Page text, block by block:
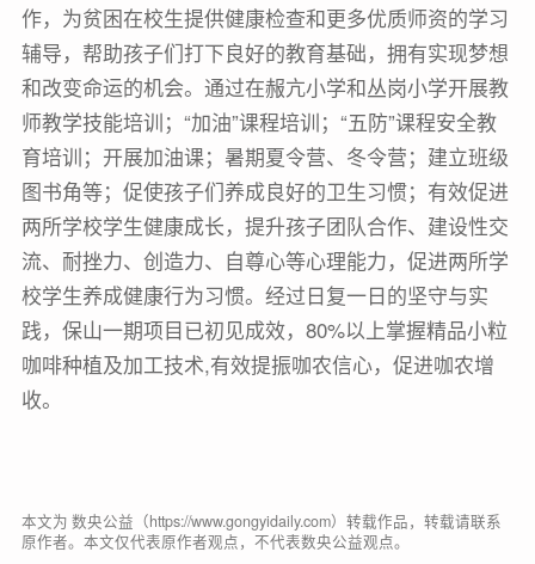
作，为贫困在校生提供健康检查和更多优质师资的学习
辅导，帮助孩子们打下良好的教育基础，拥有实现梦想
和改变命运的机会。通过在赧亢小学和丛岗小学开展教
师教学技能培训；“加油”课程培训；“五防”课程安全教
育培训；开展加油课；暑期夏令营、冬令营；建立班级
图书角等；促使孩子们养成良好的卫生习惯；有效促进
两所学校学生健康成长，提升孩子团队合作、建设性交
流、耐挫力、创造力、自尊心等心理能力，促进两所学
校学生养成健康行为习惯。经过日复一日的坚守与实
践，保山一期项目已初见成效，80%以上掌握精品小粒
咖啡种植及加工技术,有效提振咖农信心，促进咖农增
收。
本文为 数央公益（https://www.gongyidaily.com）转载作品，转载请联系
原作者。本文仅代表原作者观点，不代表数央公益观点。